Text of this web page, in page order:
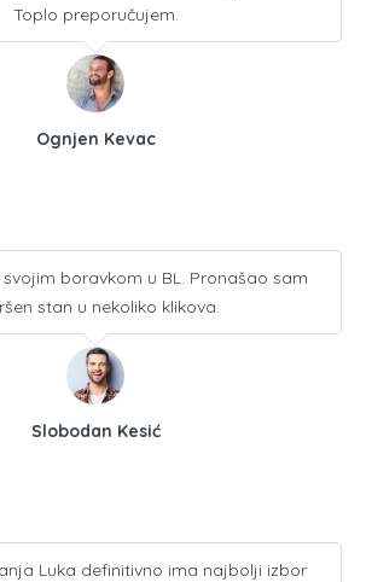
Toplo preporučujem.
Ognjen Kevac
boravkom u BL. Pronašao sam
stan u nekoliko klikova.
Slobodan Kesić
Luka definitivno ima najbolji izbor